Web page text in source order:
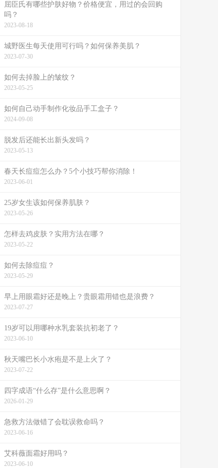
屈臣氏有哪些护肤好物？价格便宜，用过的会回购
吗？
2023-08-18
城野医生每天使用可行吗？如何保养美肌？
2023-07-30
如何去掉脸上的皱纹？
2023-05-25
如何自己动手制作化妆品手工盒子？
2024-09-08
脱发后还能长出新头发吗？
2023-05-13
春天长痘痘怎么办？5个小技巧帮你消除！
2023-06-01
25岁女生该如何保养肌肤？
2023-05-26
怎样去鸡皮肤？实用方法在哪？
2023-05-22
如何去除痘痘？
2023-05-29
早上用眼霜好还是晚上？贵眼霜用错也是浪费？
2023-07-27
19岁可以用哪种水乳套装抗初老了？
2023-06-10
秋天嘴巴长小水疱是不是上火了？
2023-07-22
四字成语“什么存”是什么意思啊？
2026-01-29
急救方法做错了会耽误救命吗？
2023-06-16
艾科薇面霜好用吗？
2023-06-10